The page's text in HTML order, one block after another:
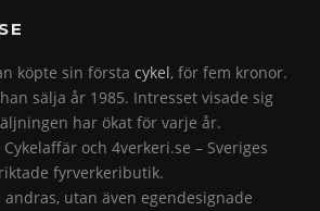
köpte sin förstacykel, för fem kronor.
sälja år 1985. Intresset visade sig
har ökat för varje år.
och 4verkeri.se – Sveriges
fyrverkeributik.
utan även egendesignade